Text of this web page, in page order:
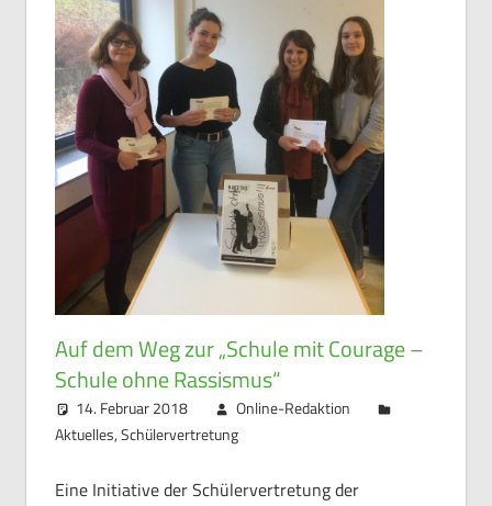
Auf dem Weg zur „Schule mit Courage –
Schule ohne Rassismus“
14. Februar 2018
Online-Redaktion
Aktuelles,Schülervertretung
Eine Initiative der Schülervertretung der